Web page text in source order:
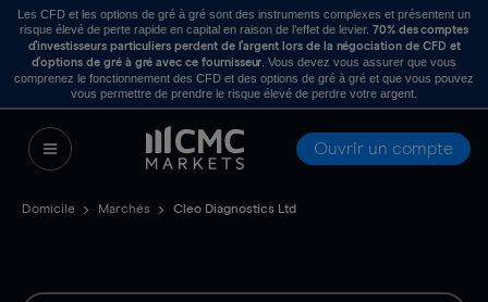
Les CFD et les options de gré à gré sont des instruments complexes et présentent un
risque élevé de perte rapide en capital en raison de l’effet de levier. 70% des comptes
d’investisseurs particuliers perdent de l’argent lors de la négociation de CFD et
d’options de gré à gré avec ce fournisseur . Vous devez vous assurer que vous
comprenez le fonctionnement des CFD et des options de gré à gré et que vous pouvez
vous permettre de prendre le risque élevé de perdre votre argent.
Ouvrir un compte
Domicile Marchés Cleo Diagnostics Ltd